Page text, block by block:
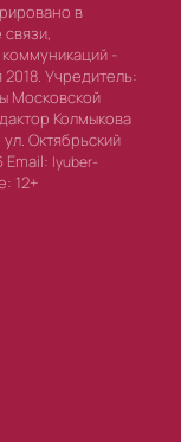
в
-
Учредитель:
Московской
Колмыкова
Октябрьский
Email: lyuber-
12+